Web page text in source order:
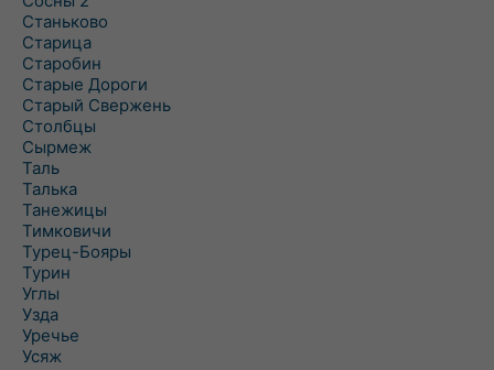
Станьково
Старица
Старобин
Старые Дороги
Старый Свержень
Столбцы
Сырмеж
Таль
Талька
Танежицы
Тимковичи
Турец-Бояры
Турин
Углы
Узда
Уречье
Усяж